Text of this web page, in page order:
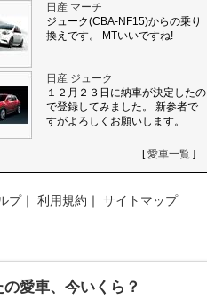
日産 マーチ
ジューク(CBA-NF15)からの乗り
換えです。 MTいいですね!
日産 ジューク
１２月２３日に納車が決定したの
で登録してみました。 新参者で
すがよろしくお願いします。
[愛車一覧 ]
プ｜ 利用規約 ｜ サイトマップ
愛車、今いくら？